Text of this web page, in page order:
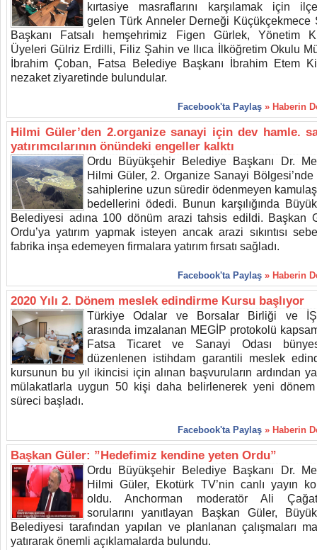
kırtasiye masraflarını karşılamak için
gelen Türk Anneler Derneği Küçükçekmece
Başkanı Fatsalı hemşehrimiz Figen Gürlek, Yönetim
Üyeleri Gülriz Erdilli, Filiz Şahin ve llıca İlköğretim Okulu
İbrahim Çoban, Fatsa Belediye Başkanı İbrahim Etem
nezaket ziyaretinde bulundular.
Facebook'ta Paylaş » Haberin
Hilmi Güler’den 2.organize sanayi için dev hamle.
yatırımcılarının önündeki engeller kalktı
Ordu Büyükşehir Belediye Başkanı Dr.
Hilmi Güler, 2. Organize Sanayi Bölgesi’nde
sahiplerine uzun süredir ödenmeyen
bedellerini ödedi. Bunun karşılığında
Belediyesi adına 100 dönüm arazi tahsis edildi. Başkan
Ordu’ya yatırım yapmak isteyen ancak arazi sıkıntısı
fabrika inşa edemeyen firmalara yatırım fırsatı sağladı.
Facebook'ta Paylaş » Haberin
2020 Yılı 2. Dönem meslek edindirme Kursu başlıyor
Türkiye Odalar ve Borsalar Birliği ve
arasında imzalanan MEGİP protokolü
Fatsa Ticaret ve Sanayi Odası
düzenlenen istihdam garantili meslek
kursunun bu yıl ikincisi için alınan başvuruların ardından
mülakatlarla uygun 50 kişi daha belirlenerek yeni
süreci başladı.
Facebook'ta Paylaş » Haberin
Başkan Güler: ”Hedefimiz kendine yeten Ordu”
Ordu Büyükşehir Belediye Başkanı Dr.
Hilmi Güler, Ekotürk TV’nin canlı yayın
oldu. Anchorman moderatör Ali
sorularını yanıtlayan Başkan Güler,
Belediyesi tarafından yapılan ve planlanan çalışmaları
yatırarak önemli açıklamalarda bulundu.